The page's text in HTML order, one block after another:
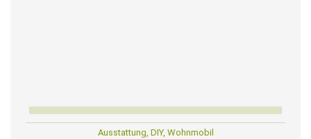
Ausstattung, DIY, Wohnmobil